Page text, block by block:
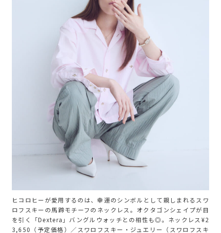
ヒコロヒーが愛用するのは、幸運のシンボルとして親しまれるスワ
ロフスキーの馬蹄モチーフのネックレス。オクタゴンシェイプが目
を引く「Dextera」バングルウォッチとの相性も◎。ネックレス¥2
3,650（予定価格）／スワロフスキー・ジュエリー（スワロフスキ